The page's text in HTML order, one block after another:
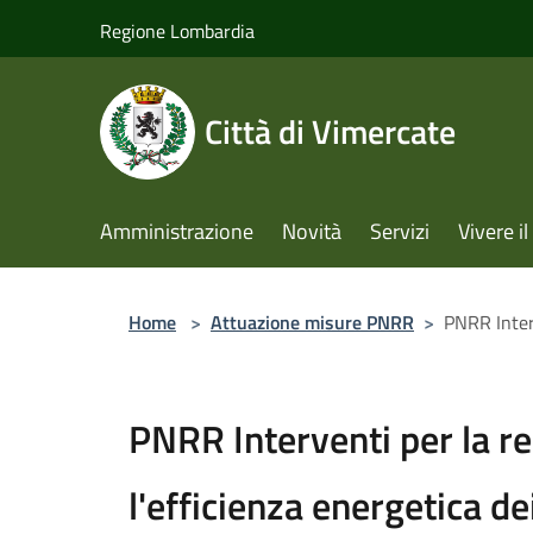
Regione Lombardia
Città di Vimercate
Amministrazione Novità Servizi Vivere
Home > Attuazione misure PNRR > PNRR
PNRR Interventi per la
l'efficienza energetica